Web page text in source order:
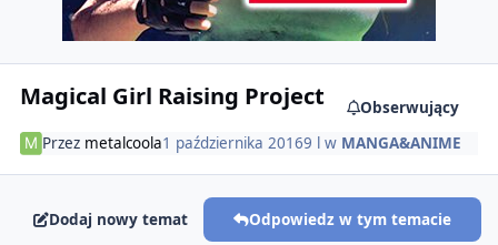
Magical Girl Raising Project
Obserwujący
Przez metalcoola1 października 20169 l w MANGA&ANIME
Dodaj nowy temat Odpowiedz w tym temacie